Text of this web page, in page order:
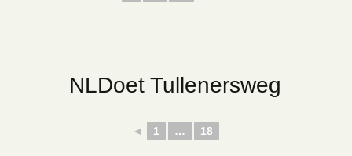
NLDoet Tullenersweg
◄ 1 … 18